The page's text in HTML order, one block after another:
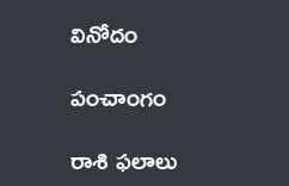
వినోదం
పంచాంగం
రాశి ఫలాలు